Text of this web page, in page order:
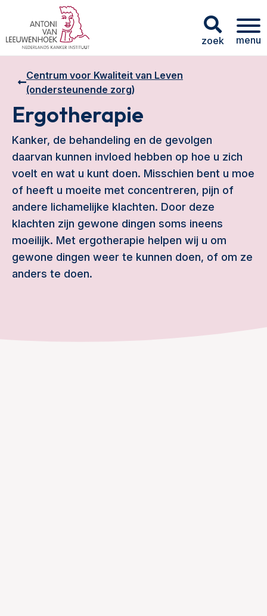
zoek menu
Ergotherapie
Kanker, de behandeling en de gevolgen
daarvan kunnen invloed hebben op hoe u zich
voelt en wat u kunt doen. Misschien bent u moe
of heeft u moeite met concentreren, pijn of
andere lichamelijke klachten. Door deze
klachten zijn gewone dingen soms ineens
moeilijk. Met ergotherapie helpen wij u om
gewone dingen weer te kunnen doen, of om ze
anders te doen.
Centrum voor Kwaliteit van Leven
(ondersteunende zorg)